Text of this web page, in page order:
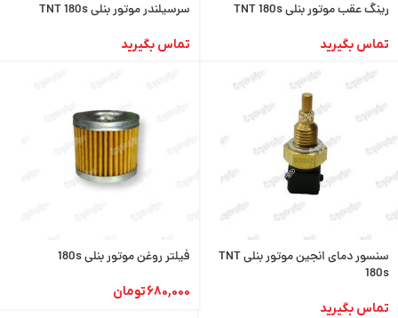
رینگ عقب موتور بنلی TNT 180s
تماس بگیرید
سرسیلندر موتور بنلی TNT 180s
تماس بگیرید
سنسور دمای انجین موتور بنلی TNT
180s
تماس بگیرید
فیلتر روغن موتور بنلی 180s
680,000تومان